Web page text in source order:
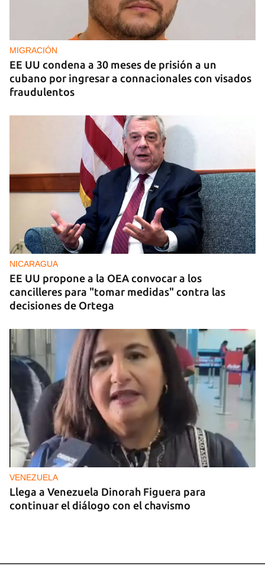
EE UU duplica sus ventas de combustible al
sector privado cubano
MIGRACIÓN
EE UU condena a 30 meses de prisión a un
cubano por ingresar a connacionales con visados
fraudulentos
NICARAGUA
EE UU propone a la OEA convocar a los
cancilleres para "tomar medidas" contra las
decisiones de Ortega
VENEZUELA
Llega a Venezuela Dinorah Figuera para
continuar el diálogo con el chavismo